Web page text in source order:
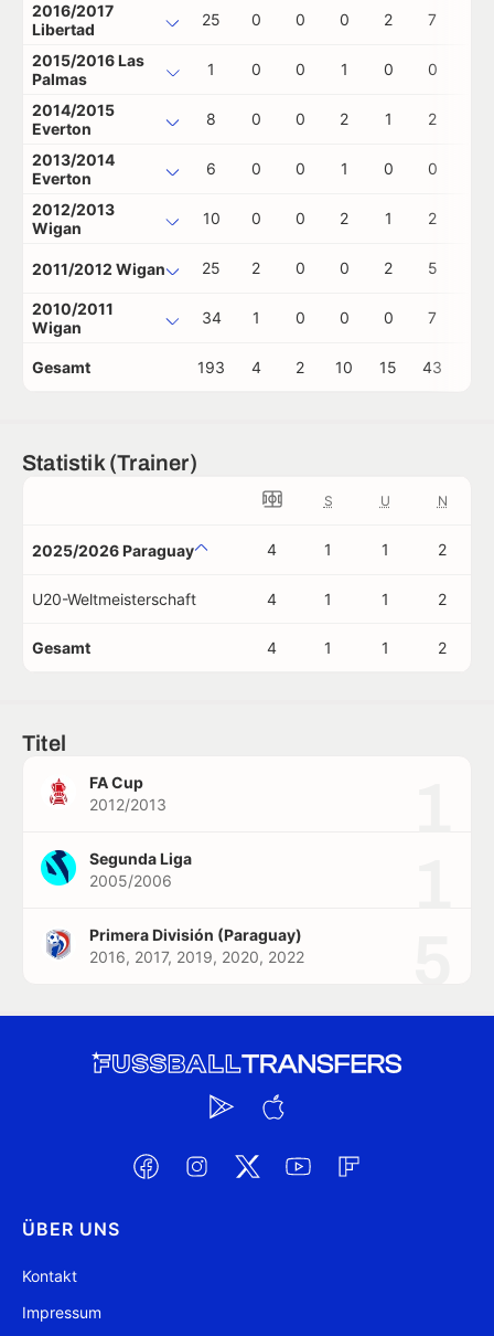
2016/2017
Libertad
25 0 0 0 2 7
2015/2016 Las
Palmas
1 0 0 1 0 0
2014/2015
Everton
8 0 0 2 1 2
2013/2014
Everton
6 0 0 1 0 0
2012/2013
Wigan
10 0 0 2 1 2
2011/2012 Wigan 25 2 0 0 2 5
2010/2011
Wigan
34 1 0 0 0 7
Gesamt 193 4 2 10 15 43
Statistik (Trainer)
S U N
2025/2026 Paraguay 4 1 1 2
U20-Weltmeisterschaft 4 1 1 2
Gesamt 4 1 1 2
Titel
FA Cup
2012/2013
Segunda Liga
2005/2006
Primera División (Paraguay)
2016, 2017, 2019, 2020, 2022
ÜBER UNS
Kontakt
Impressum